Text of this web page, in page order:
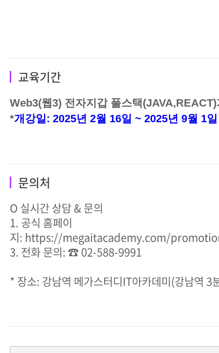
교육기간
Web3(웹3) 전자지갑 풀스택
*개강일: 2025년 2월 16일 ~ 2025년 9월 1일
문의처
O 실시간 상담 & 문의
1. 공식 홈페이
지: https://megaitacademy.com/
3. 전화 문의: ☎ 02-588-9991
* 장소: 강남역 메가스터디IT아카데미(강남역 3